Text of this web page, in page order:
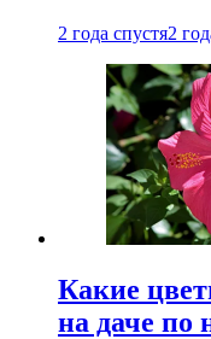
2 года спустя2
Какие
на даче по